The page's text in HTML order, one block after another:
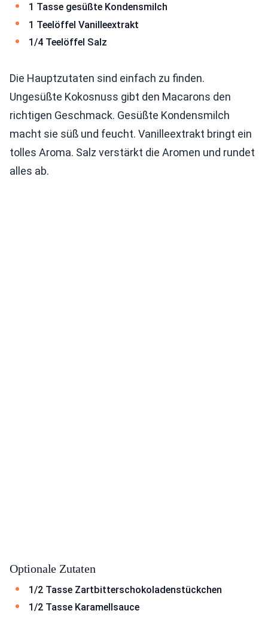
1 Tasse gesüßte Kondensmilch
1 Teelöffel Vanilleextrakt
1/4 Teelöffel Salz
Die Hauptzutaten sind einfach zu finden.
Ungesüßte Kokosnuss gibt den Macarons den
richtigen Geschmack. Gesüßte Kondensmilch
macht sie süß und feucht. Vanilleextrakt bringt ein
tolles Aroma. Salz verstärkt die Aromen und rundet
alles ab.
Optionale Zutaten
1/2 Tasse Zartbitterschokoladenstückchen
1/2 Tasse Karamellsauce